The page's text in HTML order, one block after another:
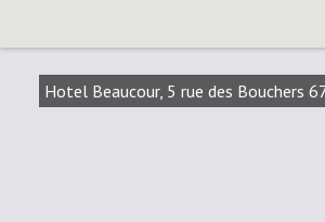
Hotel Beaucour, 5 rue des Bouchers